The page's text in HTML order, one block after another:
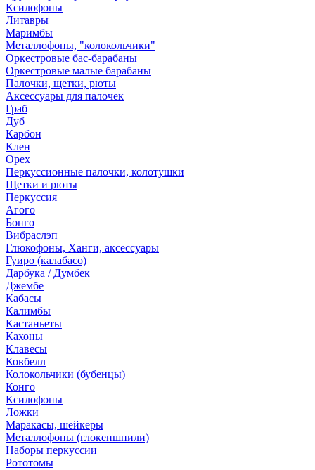
Ксилофоны
Литавры
Маримбы
Металлофоны, "колокольчики"
Оркестровые бас-барабаны
Оркестровые малые барабаны
Палочки, щетки, рюты
Аксессуары для палочек
Граб
Дуб
Карбон
Клен
Орех
Перкуссионные палочки, колотушки
Щетки и рюты
Перкуссия
Агого
Бонго
Вибраслэп
Глюкофоны, Ханги, аксессуары
Гуиро (калабасо)
Дарбука / Думбек
Джембе
Кабасы
Калимбы
Кастаньеты
Кахоны
Клавесы
Ковбелл
Колокольчики (бубенцы)
Конго
Ксилофоны
Ложки
Маракасы, шейкеры
Металлофоны (глокеншпили)
Наборы перкуссии
Рототомы